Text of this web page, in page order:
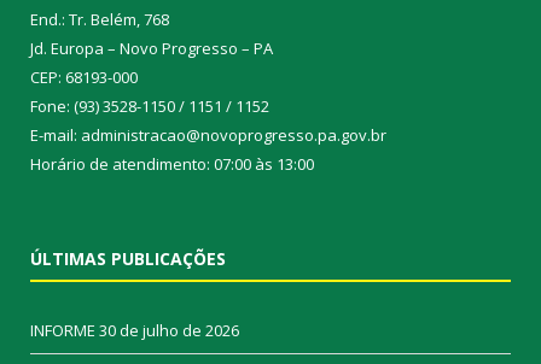
End.: Tr. Belém, 768
Jd. Europa – Novo Progresso – PA
CEP: 68193-000
Fone: (93) 3528-1150 / 1151 / 1152
E-mail: administracao@novoprogresso.pa.gov.br
Horário de atendimento: 07:00 às 13:00
ÚLTIMAS PUBLICAÇÕES
INFORME 30 de julho de 2026